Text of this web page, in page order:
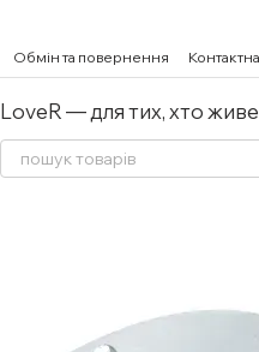
Обмін та повернення
LoveR — для тих, хто